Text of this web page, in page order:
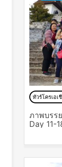
ทัวร์โครเอ
ภาพบรร
Day 11-